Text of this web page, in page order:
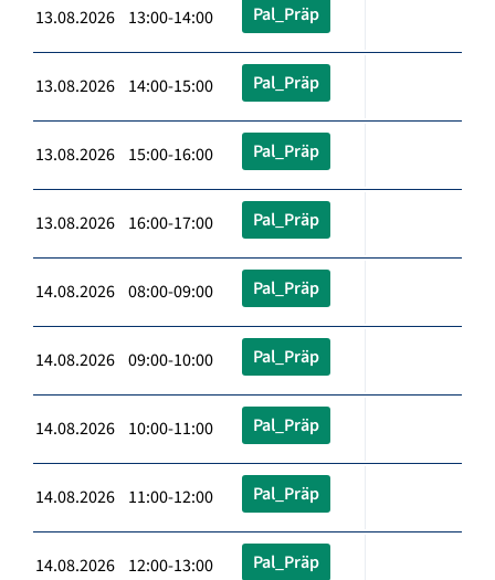
13.08.2026 13:00-14:00 Pal_Präp
13.08.2026 14:00-15:00 Pal_Präp
13.08.2026 15:00-16:00 Pal_Präp
13.08.2026 16:00-17:00 Pal_Präp
14.08.2026 08:00-09:00 Pal_Präp
14.08.2026 09:00-10:00 Pal_Präp
14.08.2026 10:00-11:00 Pal_Präp
14.08.2026 11:00-12:00 Pal_Präp
14.08.2026 12:00-13:00 Pal_Präp